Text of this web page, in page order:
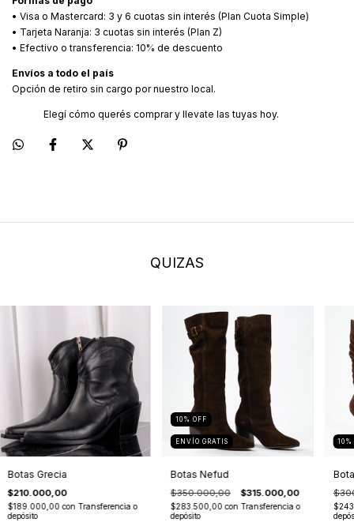
• Visa o Mastercard: 3 y 6 cuotas sin interés (Plan Cuota Simple)
• Tarjeta Naranja: 3 cuotas sin interés (Plan Z)
• Efectivo o transferencia: 10% de descuento
Envíos a todo el país
Opción de retiro sin cargo por nuestro local.
Elegí cómo querés comprar y llevate las tuyas hoy.
QUIZAS
Botas Grecia
$210.000,00
$189.000,00con Transferencia o
depósito
10 % OFF
ENVÍO GRATIS
Botas Nefud
$350.000,00 $315.000,00
$283.500,00con Transferencia o
depósito
10